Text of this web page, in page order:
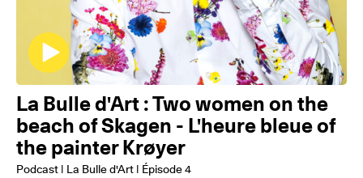
La Bulle d'Art : Two women on the
beach of Skagen - L'heure bleue of
the painter Krøyer
Podcast | La Bulle d'Art | Épisode 4